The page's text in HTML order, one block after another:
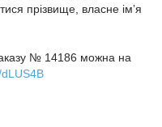
прізвище, власне ім’я
№ 14186 можна на